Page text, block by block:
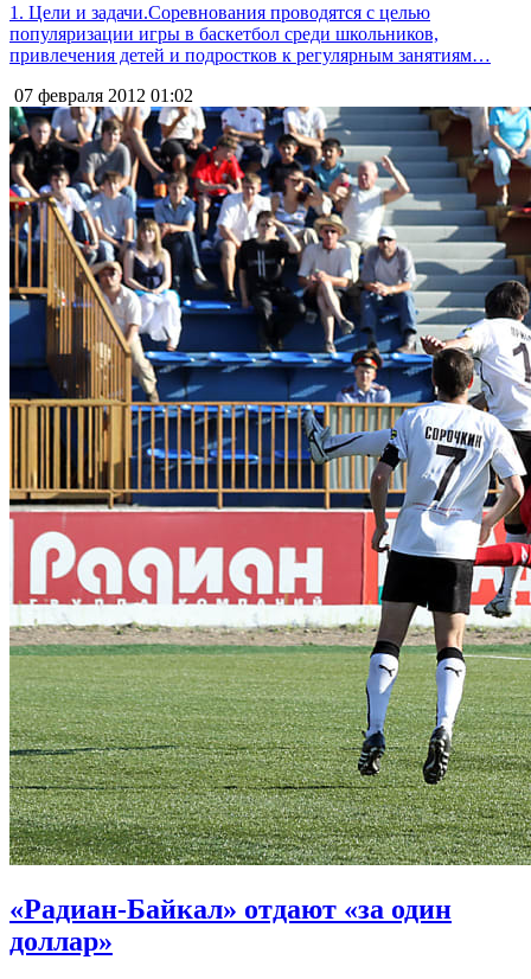
1. Цели и задачи.Соревнования проводятся с целью
популяризации игры в баскетбол среди школьников,
привлечения детей и подростков к регулярным занятиям…
07 февраля 2012 01:02
«Радиан-Байкал» отдают «за один
доллар»